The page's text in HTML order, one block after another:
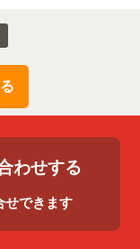
わせする
せできます